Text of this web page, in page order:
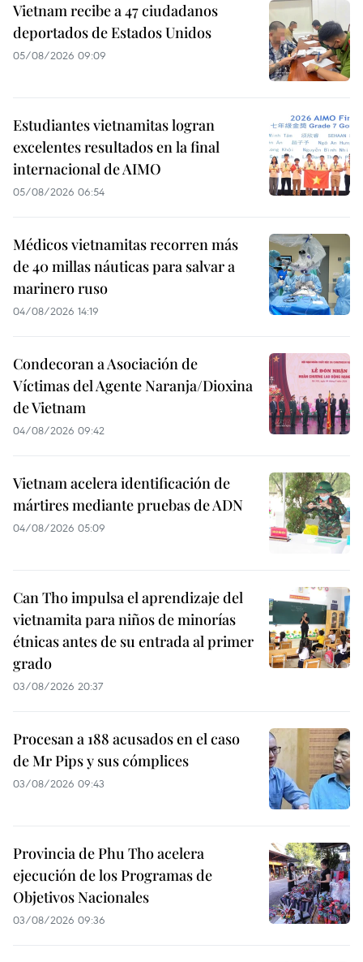
Vietnam recibe a 47 ciudadanos
deportados de Estados Unidos
05/08/2026 09:09
Estudiantes vietnamitas logran
excelentes resultados en la final
internacional de AIMO
05/08/2026 06:54
Médicos vietnamitas recorren más
de 40 millas náuticas para salvar a
marinero ruso
04/08/2026 14:19
Condecoran a Asociación de
Víctimas del Agente Naranja/Dioxina
de Vietnam
04/08/2026 09:42
Vietnam acelera identificación de
mártires mediante pruebas de ADN
04/08/2026 05:09
Can Tho impulsa el aprendizaje del
vietnamita para niños de minorías
étnicas antes de su entrada al primer
grado
03/08/2026 20:37
Procesan a 188 acusados en el caso
de Mr Pips y sus cómplices
03/08/2026 09:43
Provincia de Phu Tho acelera
ejecución de los Programas de
Objetivos Nacionales
03/08/2026 09:36